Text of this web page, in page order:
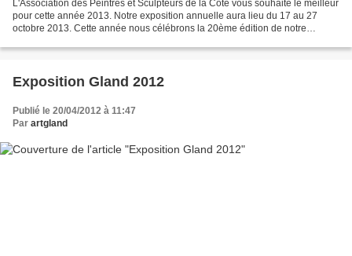
L'Association des Peintres et Sculpteurs de la Côte vous souhaite le meilleur
pour cette année 2013. Notre exposition annuelle aura lieu du 17 au 27
octobre 2013. Cette année nous célébrons la 20ème édition de notre
Exposition Gland 2012
Publié le 20/04/2012 à 11:47
Par artgland